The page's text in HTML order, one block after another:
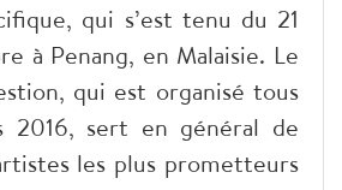
qui s’est tenu du 21
à Penang, en Malaisie. Le
qui est organisé tous
2016, sert en général de
les plus prometteurs